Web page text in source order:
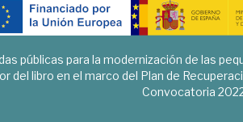
públicas para la modernización de las
del libro en el marco del Plan de
Convocatoria